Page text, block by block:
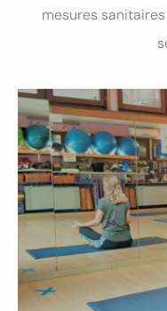
mesures